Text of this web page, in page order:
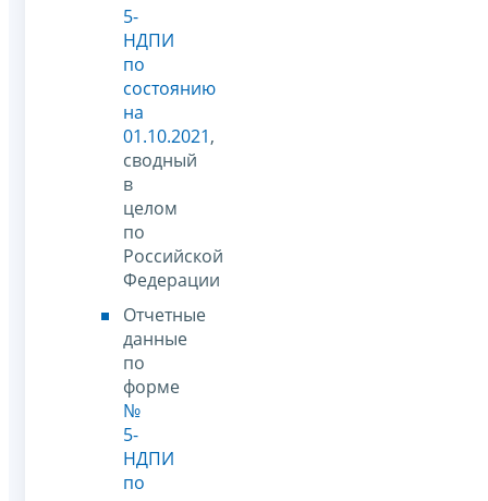
5-
НДПИ
по
состоянию
на
01.10.2021,
сводный
в
целом
по
Российской
Федерации
Отчетные
данные
по
форме
№
5-
НДПИ
по